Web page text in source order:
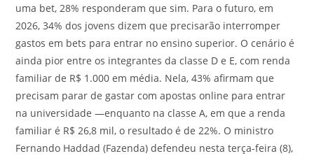
uma bet, 28% responderam que sim. Para o futuro, em
2026, 34% dos jovens dizem que precisarão interromper
gastos em bets para entrar no ensino superior. O cenário é
ainda pior entre os integrantes da classe D e E, com renda
familiar de R$ 1.000 em média. Nela, 43% afirmam que
precisam parar de gastar com apostas online para entrar
na universidade —enquanto na classe A, em que a renda
familiar é R$ 26,8 mil, o resultado é de 22%. O ministro
Fernando Haddad (Fazenda) defendeu nesta terça-feira (8),